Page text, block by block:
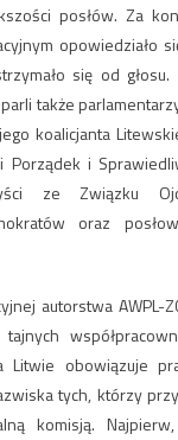
posłów. Za
opowiedziało
się od głosu.
także
koalicjanta
Porządek i
ze Związku
oraz
autorstwa AWPL-
Litwie obowiązuje
tych, którzy
komisją.